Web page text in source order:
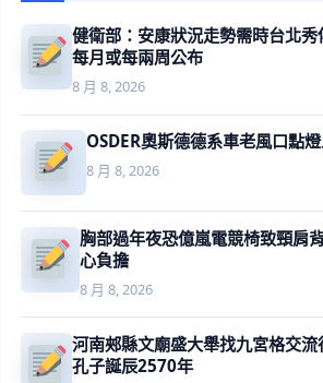
健衛部：安康狀況走勢需時台北
每月或每兩周公布
8 月 8, 2026
OSDER奧斯德德系車老風口點
8 月 8, 2026
胸部過年夜恐億嵐電競椅致頸肩
心負擔
8 月 8, 2026
河南郟縣文廟盛大舉找九宮格交
孔子誕辰2570年